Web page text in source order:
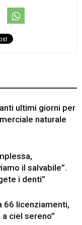
ultimi giorni per
naturale
il salvabile”.
i denti”
66 licenziamenti,
ciel sereno”